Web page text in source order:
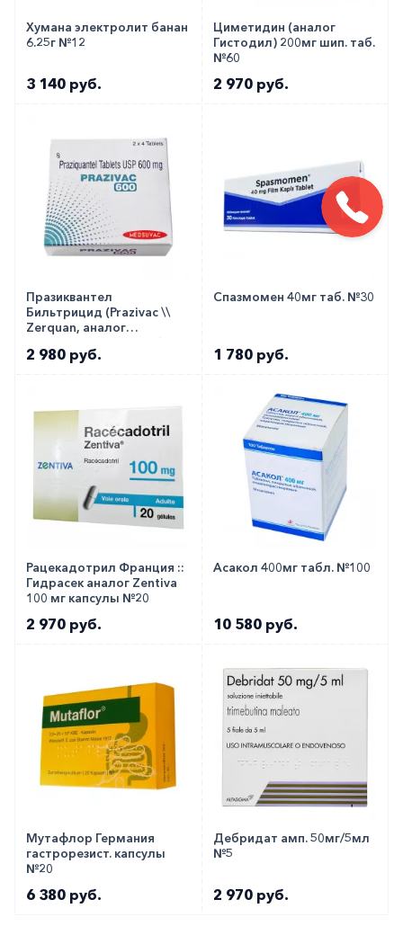
Хумана электролит банан
6.25г №12
3 140 руб.
Циметидин (аналог
Гистодил) 200мг шип. таб.
№60
2 970 руб.
Празиквантел
Бильтрицид (Prazivac \\
Zerquan, аналог
Дистоцид, Цистицид)
табл. 600мг №8
2 980 руб.
Спазмомен 40мг таб. №30
1 780 руб.
Рацекадотрил Франция ::
Гидрасек аналог Zentiva
100 мг капсулы №20
2 970 руб.
Асакол 400мг табл. №100
10 580 руб.
Мутафлор Германия
гастрорезист. капсулы
№20
6 380 руб.
Дебридат амп. 50мг/5мл
№5
2 970 руб.